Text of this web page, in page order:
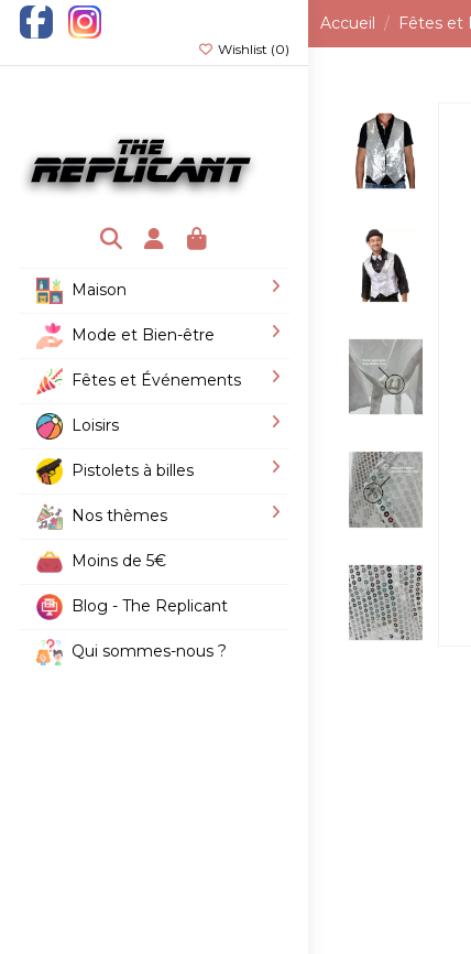
Wishlist (0)
Maison
Mode et Bien-être
Fêtes et Événements
Loisirs
Pistolets à billes
Nos thèmes
Moins de 5€
Blog - The Replicant
Qui sommes-nous ?
Accueil Fêtes et